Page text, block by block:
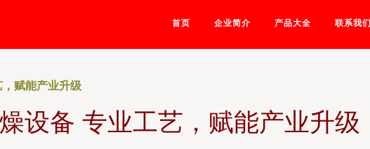
首页 企业简介 产品大全 联系我们
赋能产业升级
设备 专业工艺，赋能产业升级